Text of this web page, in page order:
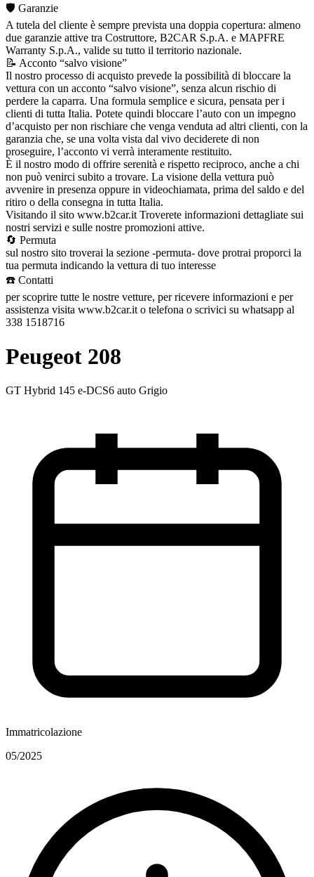
🛡️ Garanzie
A tutela del cliente è sempre prevista una doppia copertura: almeno
due garanzie attive tra Costruttore, B2CAR S.p.A. e MAPFRE
Warranty S.p.A., valide su tutto il territorio nazionale.
📝 Acconto “salvo visione”
Il nostro processo di acquisto prevede la possibilità di bloccare la
vettura con un acconto “salvo visione”, senza alcun rischio di
perdere la caparra. Una formula semplice e sicura, pensata per i
clienti di tutta Italia. Potete quindi bloccare l’auto con un impegno
d’acquisto per non rischiare che venga venduta ad altri clienti, con la
garanzia che, se una volta vista dal vivo deciderete di non
proseguire, l’acconto vi verrà interamente restituito.
È il nostro modo di offrire serenità e rispetto reciproco, anche a chi
non può venirci subito a trovare. La visione della vettura può
avvenire in presenza oppure in videochiamata, prima del saldo e del
ritiro o della consegna in tutta Italia.
Visitando il sito www.b2car.it Troverete informazioni dettagliate sui
nostri servizi e sulle nostre promozioni attive.
🔄 Permuta
sul nostro sito troverai la sezione -permuta- dove protrai proporci la
tua permuta indicando la vettura di tuo interesse
☎️ Contatti
per scoprire tutte le nostre vetture, per ricevere informazioni e per
assistenza visita www.b2car.it o telefona o scrivici su whatsapp al
338 1518716
Peugeot 208
GT Hybrid 145 e-DCS6 auto Grigio
Immatricolazione
05/2025